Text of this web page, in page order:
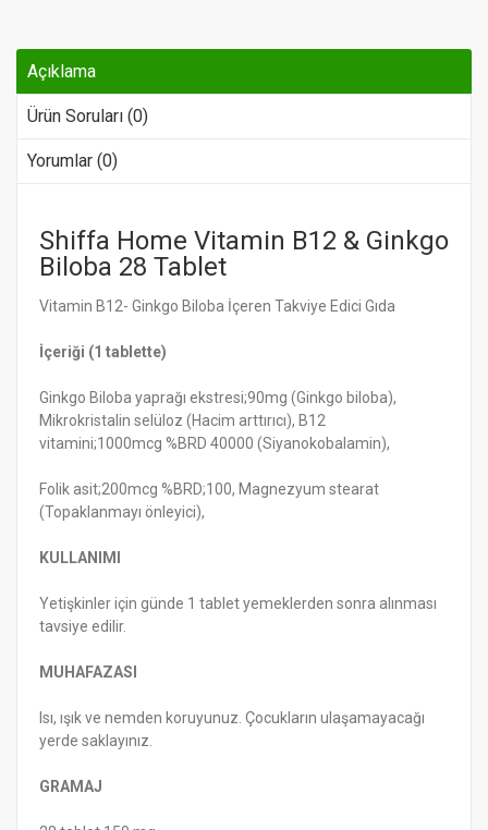
Açıklama
Ürün Soruları (0)
Yorumlar (0)
Shiffa Home Vitamin B12 & Ginkgo
Biloba 28 Tablet
Vitamin B12- Ginkgo Biloba İçeren Takviye Edici Gıda
İçeriği (1 tablette)
Ginkgo Biloba yaprağı ekstresi;90mg (Ginkgo biloba),
Mikrokristalin selüloz (Hacim arttırıcı), B12
vitamini;1000mcg %BRD 40000 (Siyanokobalamin),
Folik asit;200mcg %BRD;100, Magnezyum stearat
(Topaklanmayı önleyici),
KULLANIMI
Yetişkinler için günde 1 tablet yemeklerden sonra alınması
tavsiye edilir.
MUHAFAZASI
Isı, ışık ve nemden koruyunuz. Çocukların ulaşamayacağı
yerde saklayınız.
GRAMAJ